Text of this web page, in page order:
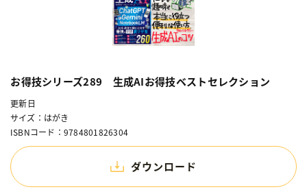
お得技シリーズ289 生成AIお得技ベストセレクション
更新日
サイズ：はがき
ISBNコード：9784801826304
ダウンロード